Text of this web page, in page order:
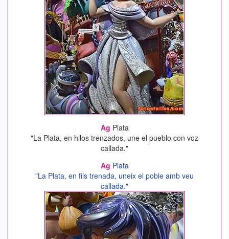
Ag Plata
"La Plata, en hilos trenzados, une el pueblo con voz
callada."
Ag Plata
"La Plata, en fils trenada, uneix el poble amb veu
callada."